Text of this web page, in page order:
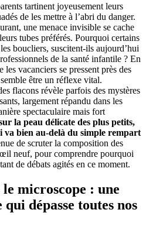
tartinent joyeusement leurs
de les mettre à l’abri du danger.
une menace invisible se cache
tubes préférés. Pourquoi certains
boucliers, suscitent-ils aujourd’hui
de la santé infantile ? En
les vacanciers se pressent près des
être un réflexe vital.
flacons révèle parfois des mystères
largement répandu dans les
spectaculaire mais fort
la peau délicate des plus petits,
va bien au-delà du simple rempart
de scruter la composition des
neuf, pour comprendre pourquoi
de débats agités en ce moment.
le microscope : une
dépasse toutes nos